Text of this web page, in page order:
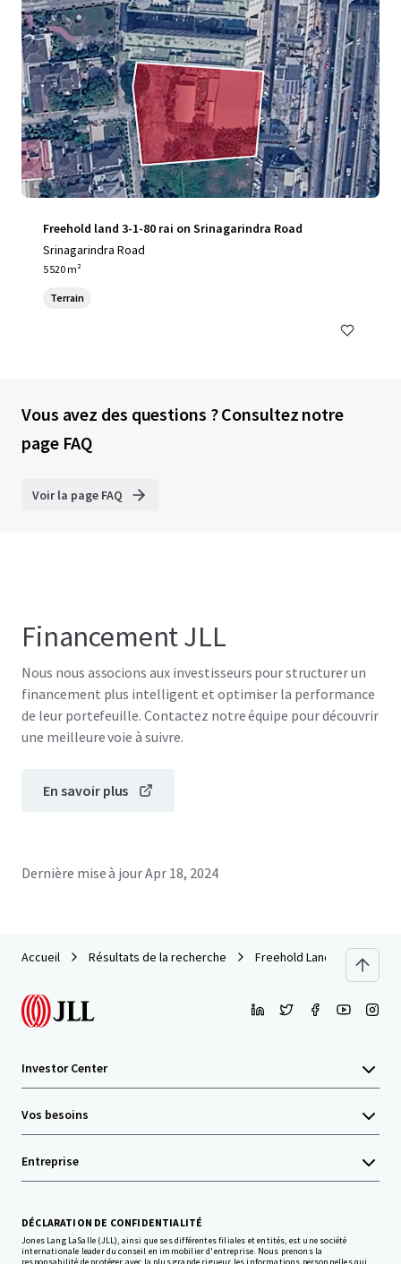
Freehold land 3-1-80 rai on Srinagarindra Road
Srinagarindra Road
5 520 m²
Terrain
Vous avez des questions ? Consultez notre
page FAQ
Voir la page FAQ
Financement JLL
Nous nous associons aux investisseurs pour structurer un
financement plus intelligent et optimiser la performance
de leur portefeuille. Contactez notre équipe pour découvrir
une meilleure voie à suivre.
En savoir plus
Dernière mise à jourApr 18, 2024
Accueil Résultats de la recherche Freehold Land 22 Rai in
Investor Center
Vos besoins
Entreprise
DÉCLARATION DE CONFIDENTIALITÉ
Jones Lang LaSalle (JLL), ainsi que ses différentes filiales et entités, est une société
internationale leader du conseil en immobilier d'entreprise. Nous prenons la